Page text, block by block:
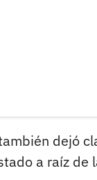
dejó
a raíz de